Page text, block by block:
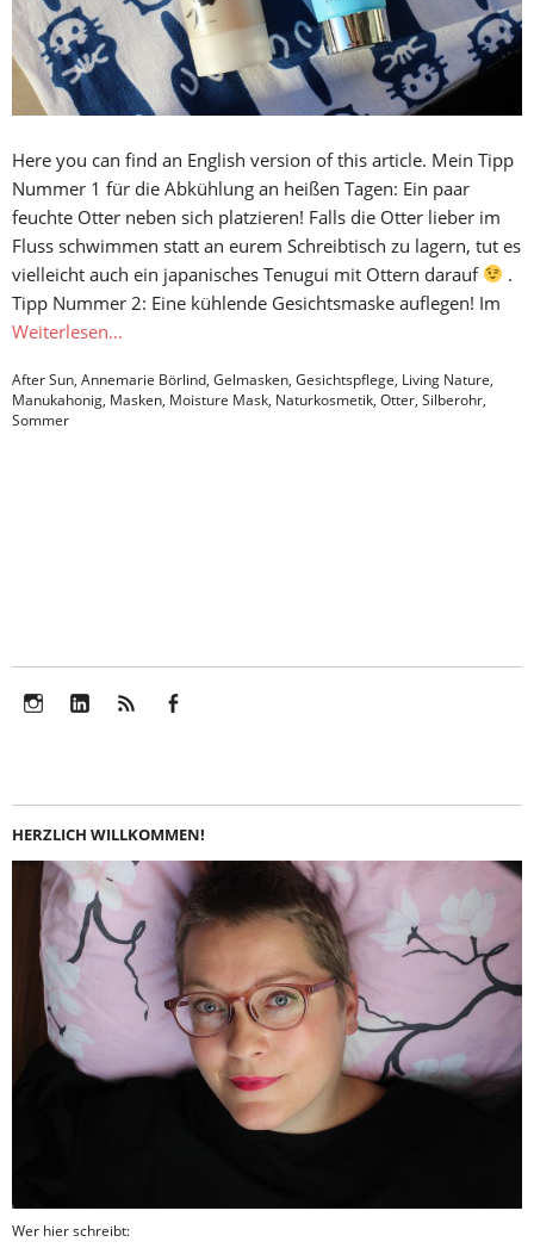
Here you can find an English version of this article. Mein Tipp
Nummer 1 für die Abkühlung an heißen Tagen: Ein paar
feuchte Otter neben sich platzieren! Falls die Otter lieber im
Fluss schwimmen statt an eurem Schreibtisch zu lagern, tut es
vielleicht auch ein japanisches Tenugui mit Ottern darauf
.
Tipp Nummer 2: Eine kühlende Gesichtsmaske auflegen! Im
Weiterlesen…
After Sun, Annemarie Börlind, Gelmasken, Gesichtspflege, Living Nature,
Manukahonig, Masken, Moisture Mask, Naturkosmetik, Otter, Silberohr,
Sommer
HERZLICH WILLKOMMEN!
Wer hier schreibt: